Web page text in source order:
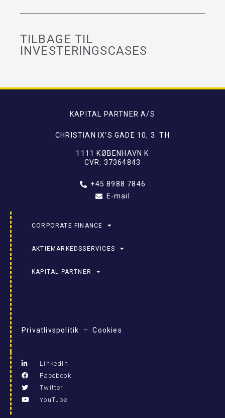
TILBAGE TIL
INVESTERINGSCASES
KAPITAL PARTNER A/S
CHRISTIAN IX'S GADE 10, 3. TH
1111 KØBENHAVN K
CVR: 37364843
+45 8988 7846
E-mail
CORPORATE FINANCE
AKTIEMARKEDSSERVICES
KAPITAL PARTNER
Privatlivspolitik – Cookies
LinkedIn
Facebook
Twitter
YouTube